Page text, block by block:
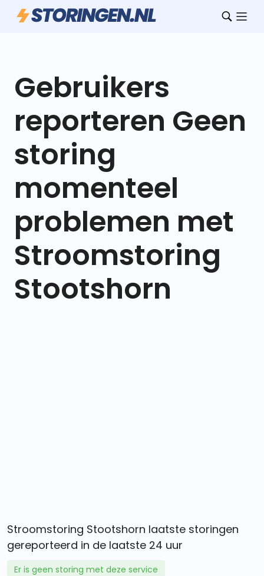
Gebruikers
reporteren Geen
storing
momenteel
problemen met
Stroomstoring
Stootshorn
Stroomstoring Stootshorn laatste storingen
gereporteerd in de laatste 24 uur
Er is geen storing met deze service